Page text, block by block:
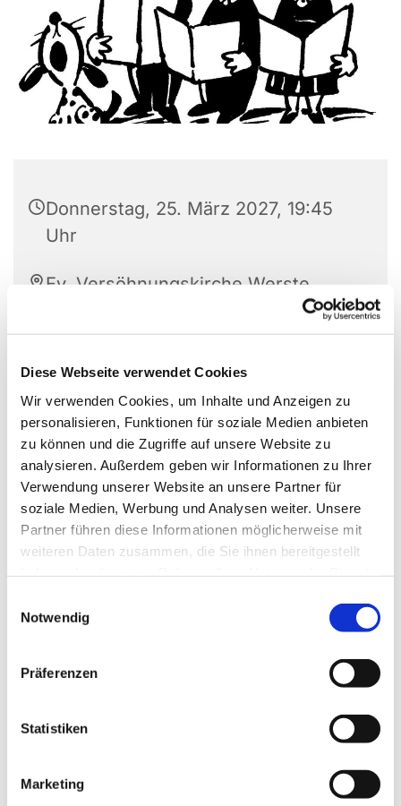
Diese Webseite verwendet Cookies
Wir verwenden Cookies, um Inhalte und Anzeigen zu
personalisieren, Funktionen für soziale Medien anbieten
zu können und die Zugriffe auf unsere Website zu
analysieren. Außerdem geben wir Informationen zu Ihrer
Verwendung unserer Website an unsere Partner für
soziale Medien, Werbung und Analysen weiter. Unsere
Partner führen diese Informationen möglicherweise mit
weiteren Daten zusammen, die Sie ihnen bereitgestellt
Notwendig
Präferenzen
Statistiken
Marketing
Donnerstag, 25. März 2027, 19:45
Uhr
Ev. Versöhnungskirche Werste,
Oeynhausen
Dies könnte Sie auch